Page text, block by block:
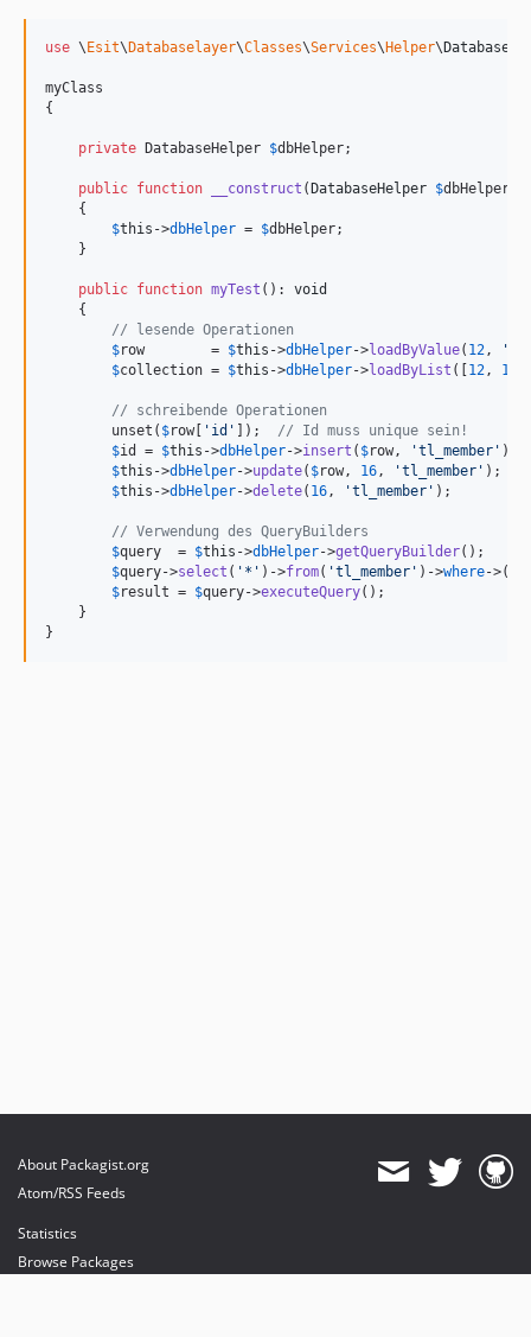
use \ Esit\ Databaselayer\Classes\Services\ Helper\
myClass
{
private DatabaseHelper $dbHelper;
public function __construct ( DatabaseHelper $dbHelper
    {
$this ->dbHelper = $dbHelper;
    }
public function myTest (): void
    {
// lesende Operationen
$row
        =
$this ->dbHelper->loadByValue( 12, '
$collection = $this ->dbHelper->loadByList ([ 12, 13
// schreibende Operationen
        unset(
$row ' id ' ]); // Id muss unique sein!
$id = $this ->dbHelper->insert ( $row, 'tl_member ' );
$this ->dbHelper->update( $row, 16, 'tl_member ' );
$this ->dbHelper->delete( 16, 'tl_member ' );
// Verwendung des QueryBuilders
$query
  =
$this ->dbHelper->getQueryBuilder();
$query->select ( ' * ' )->from( 'tl_member ' )->where->(
$result = $query->executeQuery();
    }
}
About Packagist.org
Atom/RSS Feeds
Statistics
Browse Packages